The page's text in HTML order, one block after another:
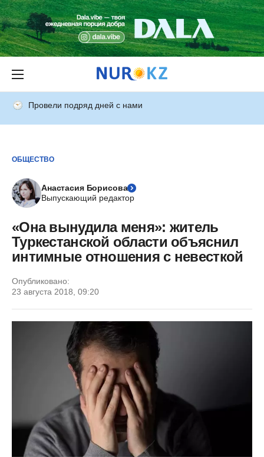
Провели подряд дней с нами
ОБЩЕСТВО
Анастасия Борисова
Выпускающий редактор
«Она вынудила меня»: житель
Туркестанской области объяснил
интимные отношения с невесткой
Опубликовано:
23 августа 2018, 09:20